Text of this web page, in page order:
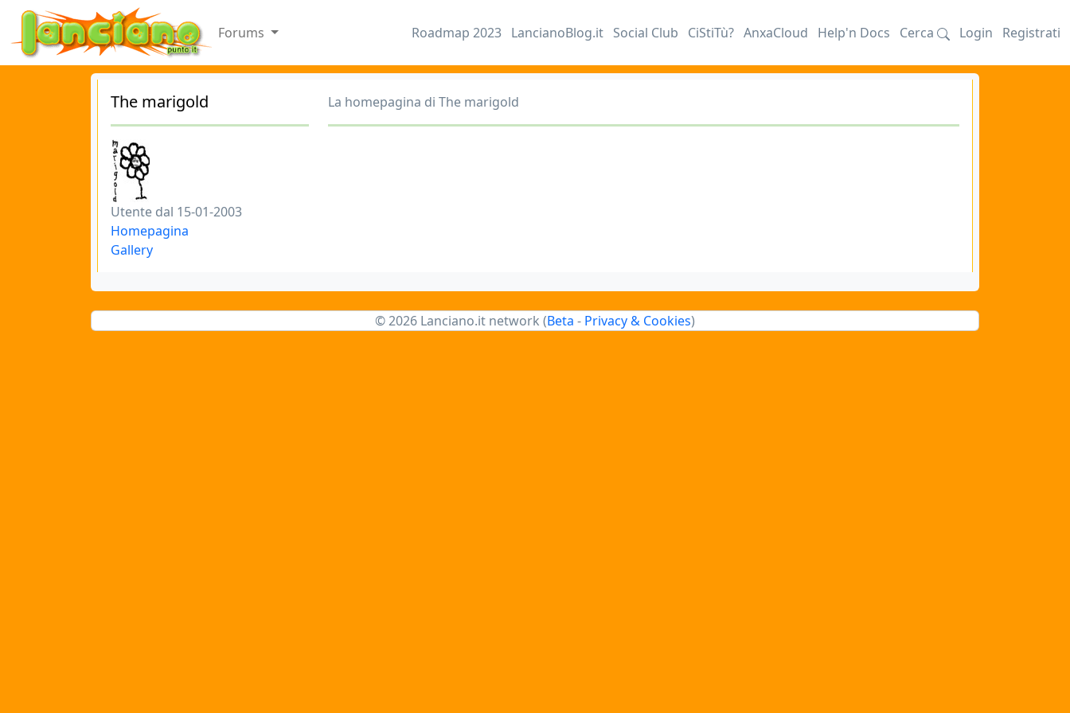
Forums Roadmap 2023 LancianoBlog.it Social Club CiStiTù? AnxaCloud Help'n Docs Cerca Login Registrati
The marigold
Utente dal 15-01-2003
Homepagina
Gallery
La homepagina di The marigold
© 2026 Lanciano.it network (Beta - Privacy & Cookies)